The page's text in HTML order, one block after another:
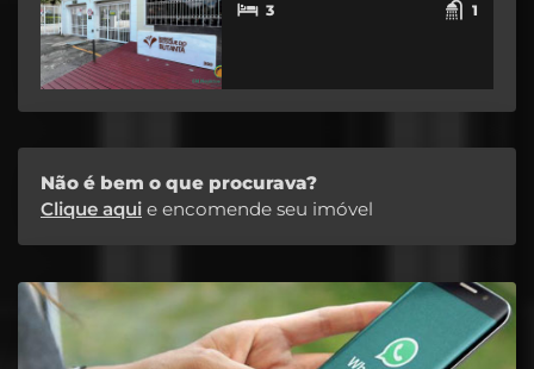
3 1
Não é bem o que procurava?
Clique aqui e encomende seu imóvel